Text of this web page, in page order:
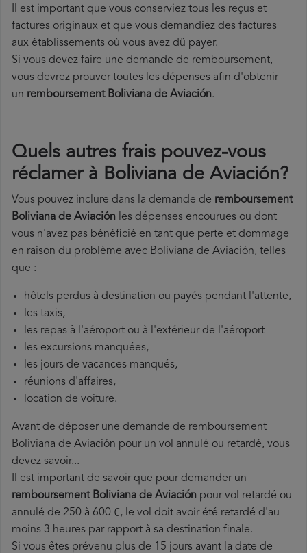
Il est important que vous conserviez tous les reçus et
factures originaux et que vous demandiez des factures
aux établissements où vous avez dû payer.
Si vous devez faire une demande de remboursement,
vous devrez prouver toutes les dépenses afin d'obtenir
un remboursement Boliviana de Aviación.
Quels autres frais pouvez-vous
réclamer à Boliviana de Aviación?
Vous pouvez inclure dans la demande de remboursement
Boliviana de Aviación les dépenses encourues ou dont
vous n'avez pas bénéficié en tant que perte et dommage
en raison du problème avec Boliviana de Aviación, telles
que :
hôtels perdus à destination ou payés pendant l'attente,
les taxis,
les repas à l'aéroport ou à l'extérieur de l'aéroport
les excursions manquées,
les jours de vacances manqués,
réunions d'affaires,
location de voiture.
Avant de déposer une demande de remboursement
Boliviana de Aviación pour un vol annulé ou retardé, vous
devez savoir...
Il est important de savoir que pour demander un
remboursement Boliviana de Aviación pour vol retardé ou
annulé de 250 à 600 €, le vol doit avoir été retardé d'au
moins 3 heures par rapport à sa destination finale.
Si vous êtes prévenu plus de 15 jours avant la date de